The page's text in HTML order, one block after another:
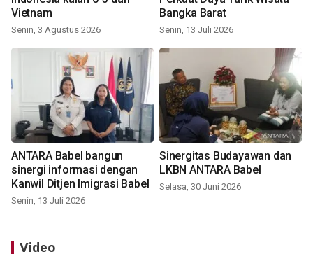
Vietnam
Senin, 3 Agustus 2026
Bangka Barat
Senin, 13 Juli 2026
ANTARA Babel bangun
sinergi informasi dengan
Kanwil Ditjen Imigrasi Babel
Senin, 13 Juli 2026
Sinergitas Budayawan dan
LKBN ANTARA Babel
Selasa, 30 Juni 2026
Video